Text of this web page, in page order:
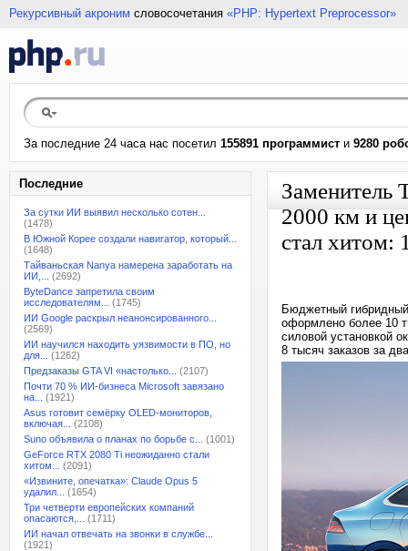
Рекурсивный акроним словосочетания «PHP: Hypertext Preprocessor»
За последние 24 часа нас посетил 155891 программист и 9280
Последние
За сутки ИИ выявил несколько сотен...
(1478)
В Южной Корее создали навигатор, который...
(1648)
Тайваньская Nanya намерена заработать на
ИИ,...
(2692)
ByteDance запретила своим
исследователям...
(1745)
ИИ Google раскрыл неанонсированного...
(2569)
ИИ научился находить уязвимости в ПО, но
для...
(1262)
Предзаказы GTA VI «настолько...
(2107)
Почти 70 % ИИ-бизнеса Microsoft завязано
на...
(1921)
Asus готовит семёрку OLED-мониторов,
включая...
(2108)
Suno объявила о планах по борьбе с...
(1001)
GeForce RTX 2080 Ti неожиданно стали
хитом...
(2091)
«Извините, опечатка»: Claude Opus 5
удалил...
(1654)
Три четверти европейских компаний
опасаются,...
(1711)
ИИ начал отвечать на звонки в службе...
(1921)
Заменитель
2000 км и
стал хитом:
Бюджетный
оформлено более 10
силовой установкой
8 тысяч заказов за